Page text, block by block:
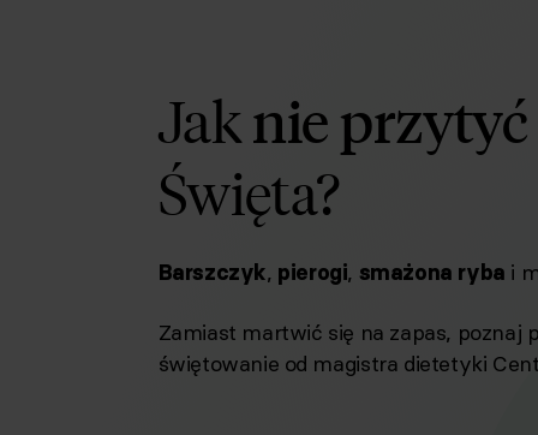
Jaknie przytyć
Święta?
Barszczyk, pierogi, smażona ryba i
Zamiast martwić się na zapas, poznaj
świętowanie od magistra dietetyki